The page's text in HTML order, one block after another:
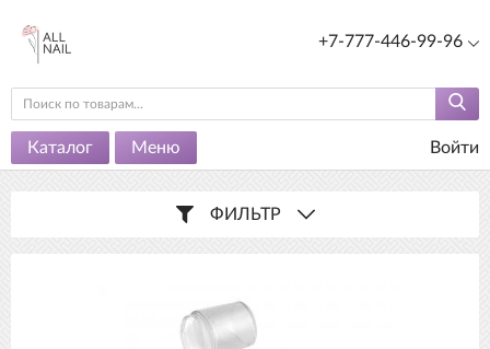
+7-777-446-99-96
Каталог Меню Войти
ФИЛЬТР